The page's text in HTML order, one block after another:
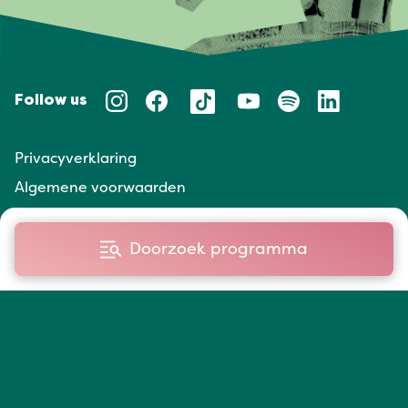
Doorzoek programma
Follow us
Privacyverklaring
Algemene voorwaarden
Huisregels